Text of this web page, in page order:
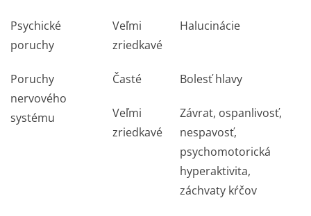
Psychické
poruchy
Veľmi
zriedkavé
Halucinácie
Poruchy
nervového
systému
Časté Bolesť hlavy
Veľmi
zriedkavé
Závrat, ospanlivosť,
nespavosť,
psychomotorická
hyperaktivita,
záchvaty kŕčov